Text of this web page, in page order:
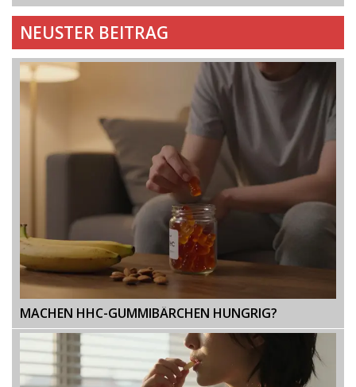
NEUSTER BEITRAG
MACHEN HHC-GUMMIBÄRCHEN HUNGRIG?